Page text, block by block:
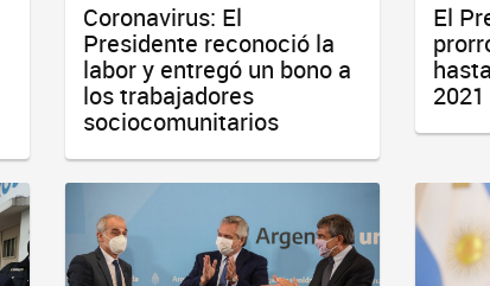
Coronavirus: El
Presidente reconoció la
labor y entregó un bono a
los trabajadores
sociocomunitarios
El
2021